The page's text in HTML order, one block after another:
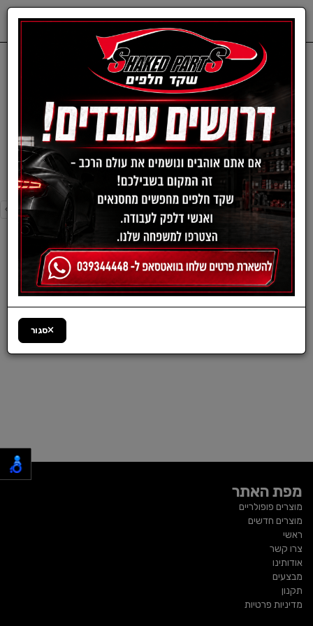
סליל כרית אויר
סליל כרית אויר
‹
«
»
›
סינון ומיון ›
«
»
›
מפת האתר
מוצרים פופולריים
מוצרים חדשים
ראשי
צרו קשר
אודותינו
מבצעים
תקנון
מדיניות פרטיות
סגור